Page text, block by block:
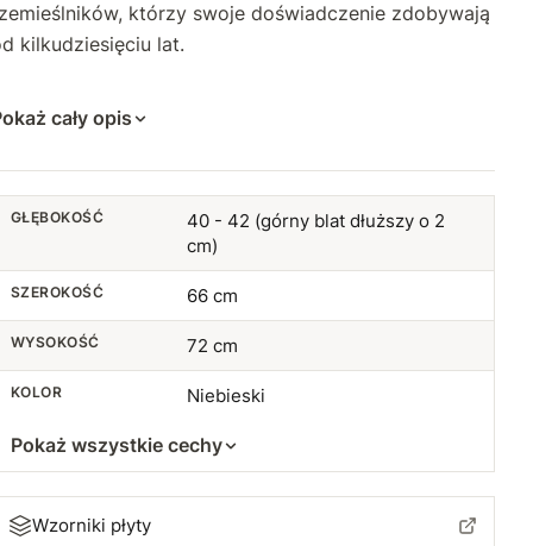
którzy swoje doświadczenie zdobywają
kilkudziesięciu lat.
cały opis
GŁĘBOKOŚĆ
40 - 42 (górny blat dłuższy o 2
cm)
SZEROKOŚĆ 66 cm
WYSOKOŚĆ 72 cm
KOLOR Niebieski
Pokaż wszystkie cechy
Wzorniki płyty